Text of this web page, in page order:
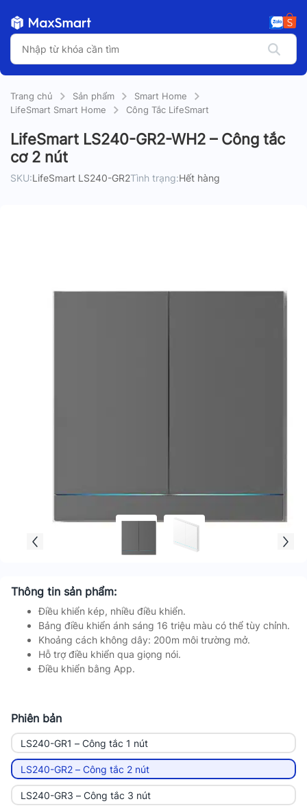
Trang chủ Sản phẩm
Smart Home
LifeSmart Smart Home
Công Tắc LifeSmart
LifeSmart LS240-GR2-WH2 – Công tắc
cơ 2 nút
SKU:LifeSmart LS240-GR2Tình trạng:Hết hàng
Thông tin sản phẩm:
Điều khiển kép, nhiều điều khiển.
Bảng điều khiển ánh sáng 16 triệu màu có thể tùy chỉnh.
Khoảng cách không dây: 200m môi trường mở.
Hỗ trợ điều khiển qua giọng nói.
Điều khiển bằng App.
Phiên bản
LS240-GR1 – Công tắc 1 nút
LS240-GR2 – Công tắc 2 nút
LS240-GR3 – Công tắc 3 nút